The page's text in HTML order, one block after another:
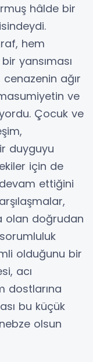
hâlde bir
hem
yansıması
cenazenin ağır
ve
Çocuk ve
duyguyu
için de
ettiğini
olan doğrudan
olduğunu bir
acı
dostlarına
bu küçük
olsun